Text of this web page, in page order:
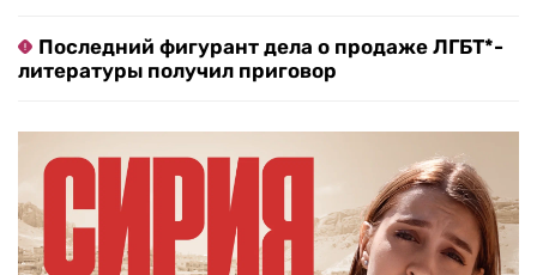
Последний фигурант дела о продаже ЛГБТ*-
литературы получил приговор